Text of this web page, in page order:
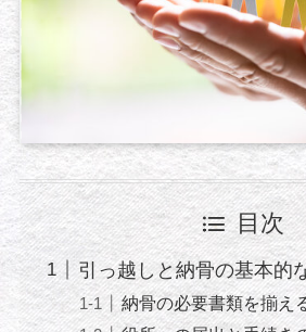
目次
引っ越しと納骨の基本的
納骨の必要書類を揃え